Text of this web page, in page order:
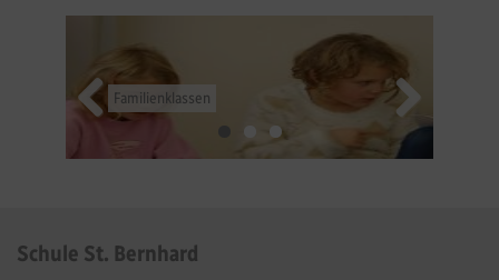
Familienklassen
Vernetzter Unterricht
Freiarbeit
Schule St. Bernhard